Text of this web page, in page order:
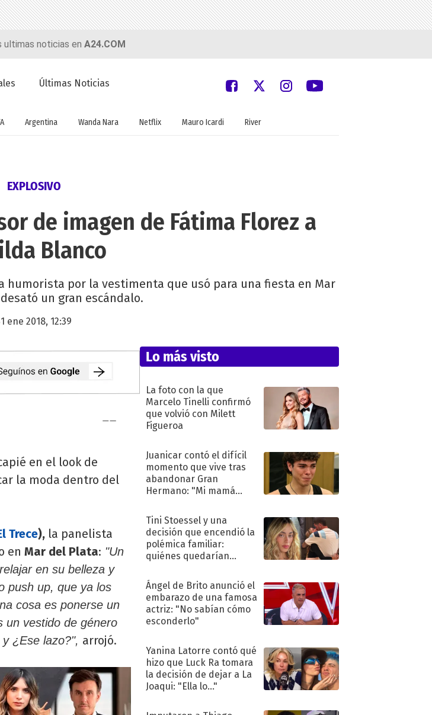
ultimas noticias en A24.COM
Últimas Noticias
Argentina Wanda Nara Netflix Mauro Icardi River
EXPLOSIVO
de imagen de Fátima Florez a
Blanco
humorista por la vestimenta que usó para una fiesta en Mar
un gran escándalo.
ene 2018, 12:39
en el look de
la moda dentro del
Trece), la panelista
en Mar del Plata: "Un
en su belleza y
push up, que ya los
cosa es ponerse un
un vestido de género
¿Ese lazo?", arrojó.
Lo más visto
La foto con la que
Marcelo Tinelli confirmó
que volvió con Milett
Figueroa
Juanicar contó el difícil
momento que vive tras
abandonar Gran
Hermano: "Mi mamá
Tini Stoessel y una
decisión que encendió la
polémica familiar:
quiénes quedarían
Ángel de Brito anunció el
embarazo de una famosa
actriz: "No sabían cómo
esconderlo"
Yanina Latorre contó qué
hizo que Luck Ra tomara
la decisión de dejar a La
Joaqui: "Ella lo..."